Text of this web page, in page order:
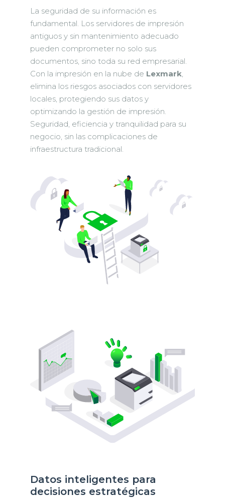
La seguridad de su información es
fundamental. Los servidores de impresión
antiguos y sin mantenimiento adecuado
pueden comprometer no solo sus
documentos, sino toda su red empresarial.
Con la impresión en la nube de Lexmark
elimina los riesgos asociados con servidores
locales, protegiendo sus datos y
optimizando la gestión de impresión.
Seguridad, eficiencia y tranquilidad para su
negocio, sin las complicaciones de
infraestructura tradicional.
Datos inteligentes para
decisiones estratégicas